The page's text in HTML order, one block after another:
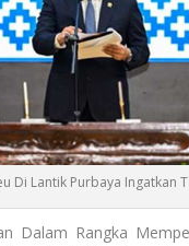
Di Lantik Purbaya Ingatkan
Dalam Rangka